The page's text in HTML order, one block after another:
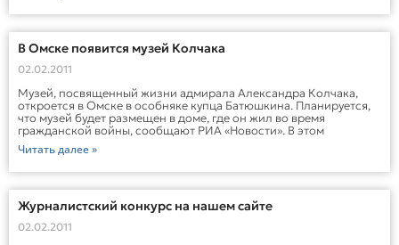
В Омске появится музей Колчака
02.02.2011
Музей, посвященный жизни адмирала Александра Колчака,
откроется в Омске в особняке купца Батюшкина. Планируется,
что музей будет размещен в доме, где он жил во время
гражданской войны, сообщают РИА «Новости». В этом
Читать далее »
Журналистский конкурс на нашем сайте
02.02.2011